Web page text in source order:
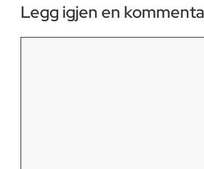
Legg igjen en